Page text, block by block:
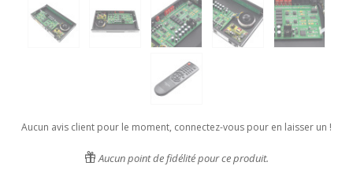
Aucun avis client pour le moment, connectez-vous pour en laisser un !
Aucun point de fidélité pour ce produit.